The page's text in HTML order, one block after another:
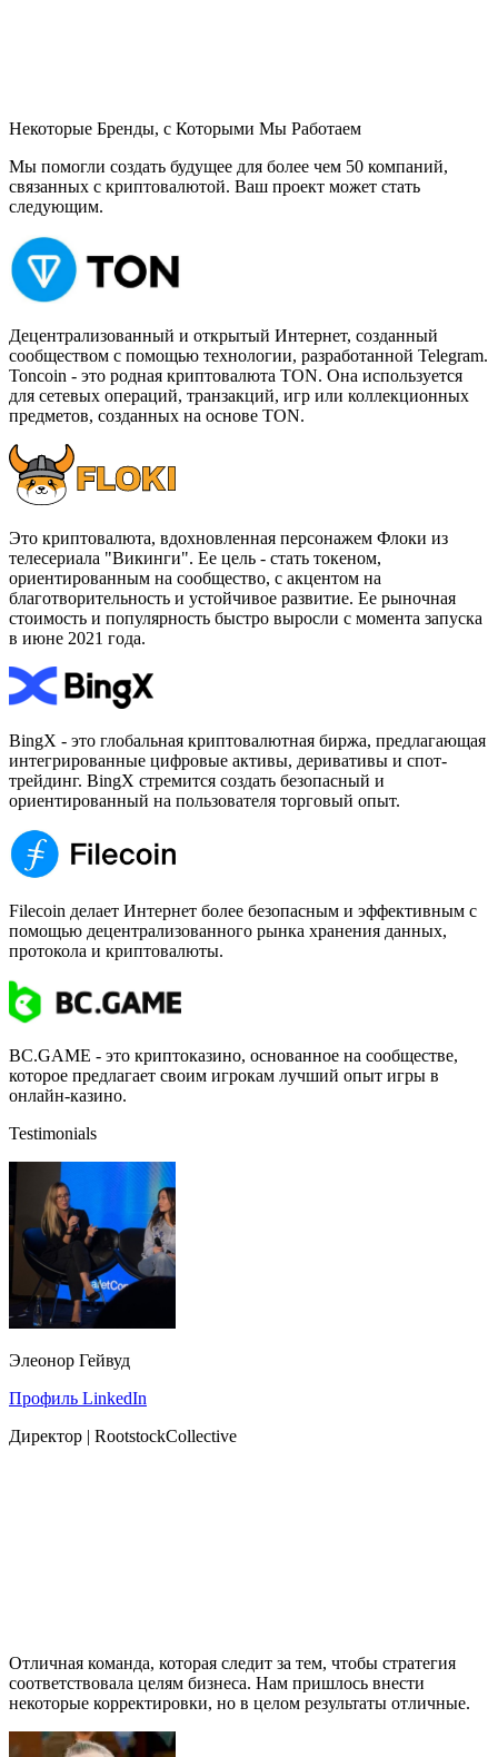
Некоторые Бренды, с Которыми Мы Работаем
Мы помогли создать будущее для более чем 50 компаний,
связанных с криптовалютой. Ваш проект может стать
следующим.
Децентрализованный и открытый Интернет, созданный
сообществом с помощью технологии, разработанной Telegram.
Toncoin - это родная криптовалюта TON. Она используется
для сетевых операций, транзакций, игр или коллекционных
предметов, созданных на основе TON.
Это криптовалюта, вдохновленная персонажем Флоки из
телесериала "Викинги". Ее цель - стать токеном,
ориентированным на сообщество, с акцентом на
благотворительность и устойчивое развитие. Ее рыночная
стоимость и популярность быстро выросли с момента запуска
в июне 2021 года.
BingX - это глобальная криптовалютная биржа, предлагающая
интегрированные цифровые активы, деривативы и спот-
трейдинг. BingX стремится создать безопасный и
ориентированный на пользователя торговый опыт.
Filecoin делает Интернет более безопасным и эффективным с
помощью децентрализованного рынка хранения данных,
протокола и криптовалюты.
BC.GAME - это криптоказино, основанное на сообществе,
которое предлагает своим игрокам лучший опыт игры в
онлайн-казино.
Testimonials
Элеонор Гейвуд
Профиль LinkedIn
Директор | RootstockCollective
Отличная команда, которая следит за тем, чтобы стратегия
соответствовала целям бизнеса. Нам пришлось внести
некоторые корректировки, но в целом результаты отличные.